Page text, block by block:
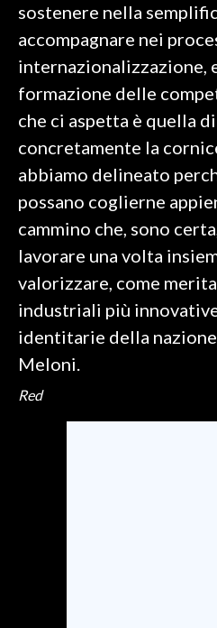
sostenere nella
accompagnare nei
internazionalizzazione,
formazione delle
che ci aspetta è quella
concretamente la
abbiamo delineato
possano coglierne
cammino che, sono
lavorare una volta
valorizzare, come
industriali più
identitarie della
Meloni.
Red